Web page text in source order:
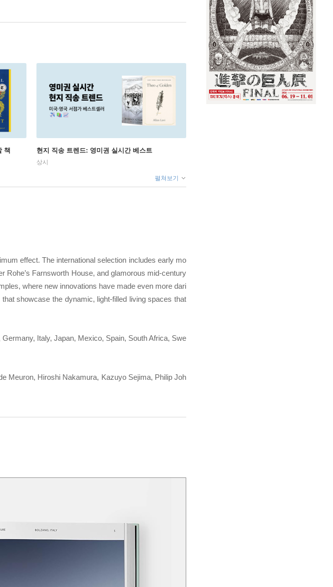
책 현지 직송 트렌드: 영미권 실시간 베스트
상시
펼쳐보기
effect. The international selection includes early mo
Rohe’s Farnsworth House, and glamorous mid-century
where new innovations have made even more dari
showcase the dynamic, light-filled living spaces that
Italy, Japan, Mexico, Spain, South Africa, Swe
Meuron, Hiroshi Nakamura, Kazuyo Sejima, Philip Joh